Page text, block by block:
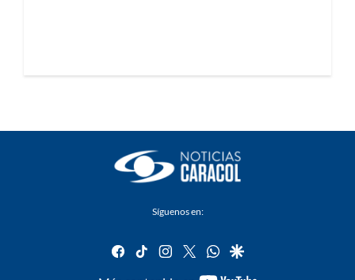
Síguenos en:
facebook
tiktok instagram
twitterwhatsapp
google